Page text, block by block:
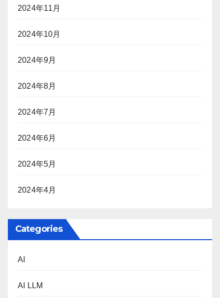
2024年11月
2024年10月
2024年9月
2024年8月
2024年7月
2024年6月
2024年5月
2024年4月
Categories
AI
AI LLM